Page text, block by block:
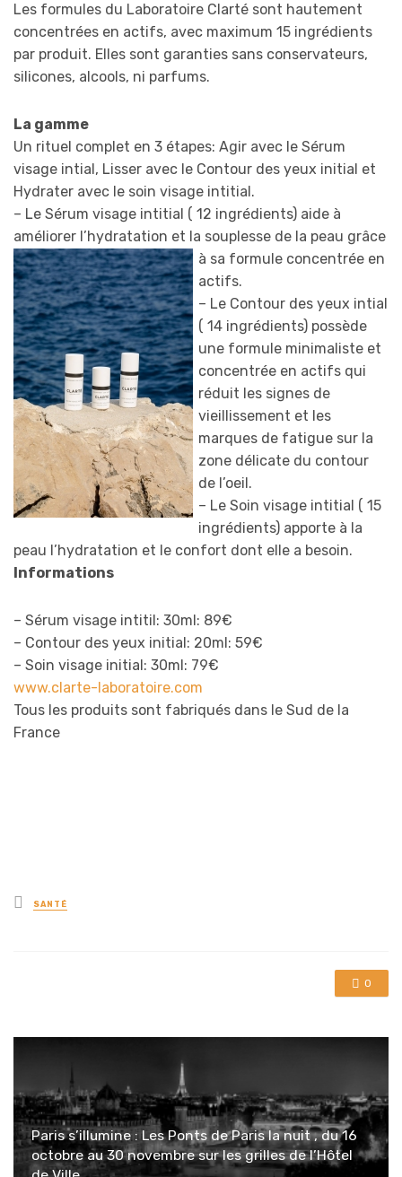
Les formules du Laboratoire Clarté sont hautement
concentrées en actifs, avec maximum 15 ingrédients
par produit. Elles sont garanties sans conservateurs,
silicones, alcools, ni parfums.
La gamme
Un rituel complet en 3 étapes: Agir avec le Sérum
visage intial, Lisser avec le Contour des yeux initial et
Hydrater avec le soin visage intitial.
– Le Sérum visage intitial ( 12 ingrédients) aide à
améliorer l’hydratation et la souplesse de la peau grâce
à sa formule concentrée en
actifs.
– Le Contour des yeux intial
( 14 ingrédients) possède
une formule minimaliste et
concentrée en actifs qui
réduit les signes de
vieillissement et les
marques de fatigue sur la
zone délicate du contour
de l’oeil.
– Le Soin visage intitial ( 15
ingrédients) apporte à la
peau l’hydratation et le confort dont elle a besoin.
Informations
– Sérum visage intitil: 30ml: 89€
– Contour des yeux initial: 20ml: 59€
– Soin visage initial: 30ml: 79€
www.clarte-laboratoire.com
Tous les produits sont fabriqués dans le Sud de la
France
Posted
in
SANTÉ
0
Paris s’illumine : Les Ponts de Paris la nuit , du 16
octobre au 30 novembre sur les grilles de l’Hôtel